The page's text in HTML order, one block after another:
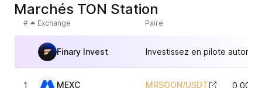
Marchés TON Station
# Exchange Paire
Finary Invest Investissez en pilote
1 MEXC MRSOON/USDT